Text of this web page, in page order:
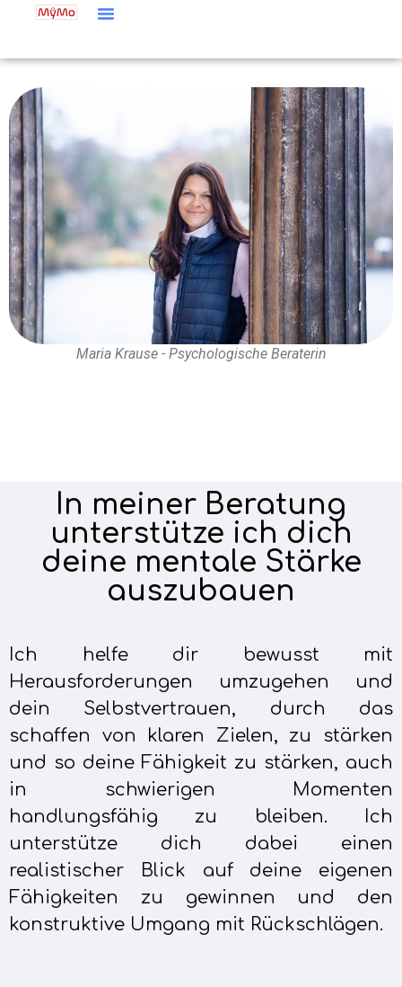
Maria Krause - Psychologische Beraterin
In meiner Beratung
unterstütze ich dich
deine mentale Stärke
auszubauen
Ich helfe dir bewusst mit
Herausforderungen umzugehen und
dein Selbstvertrauen, durch das
schaffen von klaren Zielen, zu stärken
und so deine Fähigkeit zu stärken, auch
in schwierigen Momenten
handlungsfähig zu bleiben. Ich
unterstütze dich dabei einen
realistischer Blick auf deine eigenen
Fähigkeiten zu gewinnen und den
konstruktive Umgang mit Rückschlägen.